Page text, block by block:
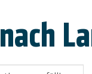
nach